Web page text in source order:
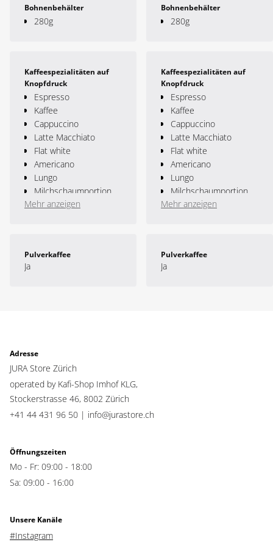
Bohnenbehälter
280g
Bohnenbehälter
280g
Kaffeespezialitäten auf
Knopfdruck
Espresso
Kaffee
Cappuccino
Latte Macchiato
Flat white
Americano
Lungo
Milchschaumportion
Cold Brew Espresso
Cold Brew Cortado
2x Kaffee
Espresso doppio
Cortado
Espresso macchiato
Heisswasser
macchiato
Sweet Cappuccino
Sweet Flat White
Milchschaumportion
Light Brew Kaffee
Mehr anzeigen
Kaffeespezialitäten auf
Knopfdruck
Espresso
Kaffee
Cappuccino
Latte Macchiato
Flat white
Americano
Lungo
Milchschaumportion
2x Espresso
Espresso macchiato
Mehr anzeigen
Pulverkaffee
Ja
Pulverkaffee
Ja
Adresse
JURA Store Zürich
operated by Kafi-Shop Imhof KLG,
Stockerstrasse 46, 8002 Zürich
+41 44 431 96 50 | info@jurastore.ch
Öffnungszeiten
Mo - Fr: 09:00 - 18:00
Sa: 09:00 - 16:00
Unsere Kanäle
#Instagram